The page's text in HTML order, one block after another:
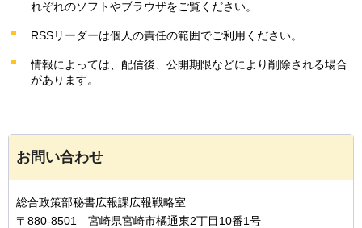
れぞれのソフトやブラウザをご覧ください。
RSSリーダーは個人の責任の範囲でご利用ください。
情報によっては、配信後、公開期限などにより削除される場合
があります。
お問い合わせ
総合政策部秘書広報課広報戦略室
〒880-8501 宮崎県宮崎市橘通東2丁目10番1号